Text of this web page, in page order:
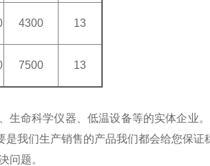
4300 13
7500 13
生命科学仪器、低温设备等的实体企业
我们生产销售的产品我们都会给您保证
问题。